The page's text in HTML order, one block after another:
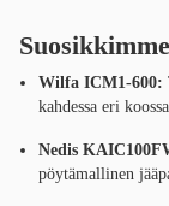
Wilfa ICM1-600:
kahdessa eri koossa.
Nedis
pöytämallinen